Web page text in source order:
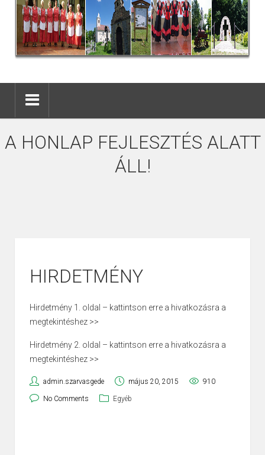
A HONLAP FEJLESZTÉS ALATT
ÁLL!
HIRDETMÉNY
Hirdetmény 1. oldal – kattintson erre a hivatkozásra a
megtekintéshez >>
Hirdetmény 2. oldal – kattintson erre a hivatkozásra a
megtekintéshez >>
admin.szarvasgede május 20, 2015 910
No Comments Egyéb